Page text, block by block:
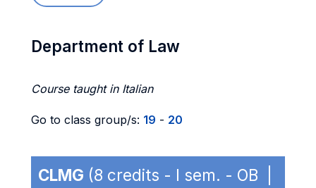
Department of Law
Course taught in Italian
Go to class group/s: 19 - 20
CLMG (8 credits - I sem. - OB |